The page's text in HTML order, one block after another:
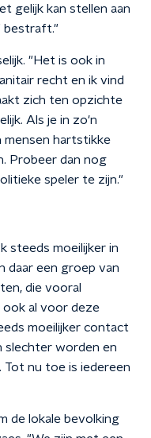
gelijk kan stellen aan
bestraft."
"Het is ook in
recht en ik vind
zich ten opzichte
Als je in zo'n
mensen hartstikke
Probeer dan nog
speler te zijn."
steeds moeilijker in
daar een groep van
die vooral
ook al voor deze
moeilijker contact
slechter worden en
Tot nu toe is iedereen
de lokale bevolking